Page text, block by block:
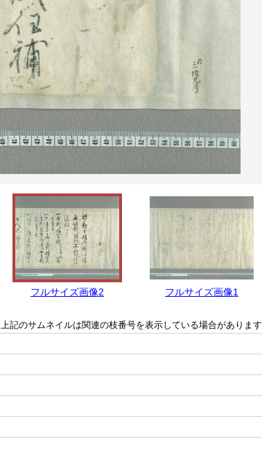
フルサイズ画像2 フルサイズ画像1
上記のサムネイルは関連の枝番号を表示している場合があります